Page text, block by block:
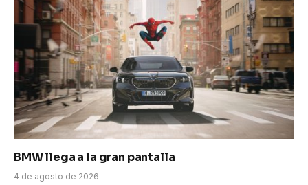
BMW llega a la gran pantalla
4 de agosto de 2026